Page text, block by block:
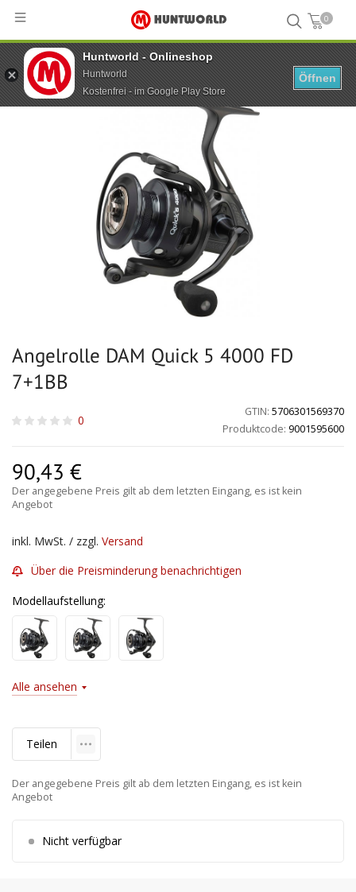
0
Hauptseite ... Angelrolle DAM Quick 5 4000 FD 7+1BB
Angelrolle DAM Quick 5 4000 FD
7+1BB
GTIN: 5706301569370
Produktcode: 9001595600
0
90,43 €
Der angegebene Preis gilt ab dem letzten Eingang, es ist kein
Angebot
inkl. MwSt. / zzgl. Versand
Über die Preisminderung benachrichtigen
Modellaufstellung:
Alle ansehen
Teilen
Der angegebene Preis gilt ab dem letzten Eingang, es ist kein
Angebot
Nicht verfügbar
Huntworld - Onlineshop
Huntworld
Kostenfrei - im Google Play Store
Öffnen